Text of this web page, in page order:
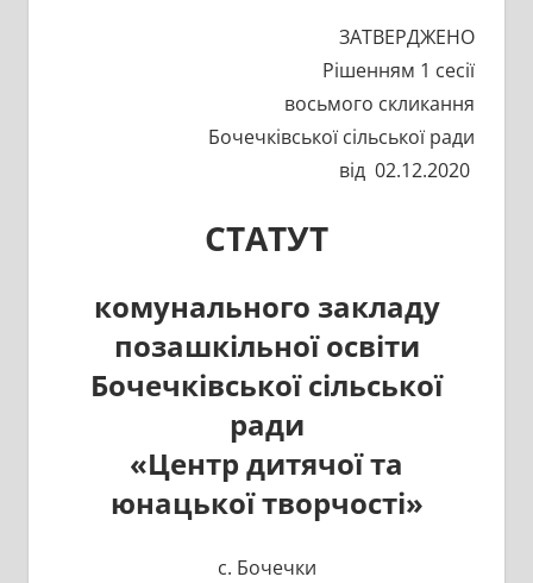
ЗАТВЕРДЖЕНО
Рішенням 1 сесії
восьмого скликання
Бочечківської сільської ради
від 02.12.2020
СТАТУТ
комунального закладу
позашкільної освіти
Бочечківської сільської
ради
«Центр дитячої та
юнацької творчості»
с. Бочечки